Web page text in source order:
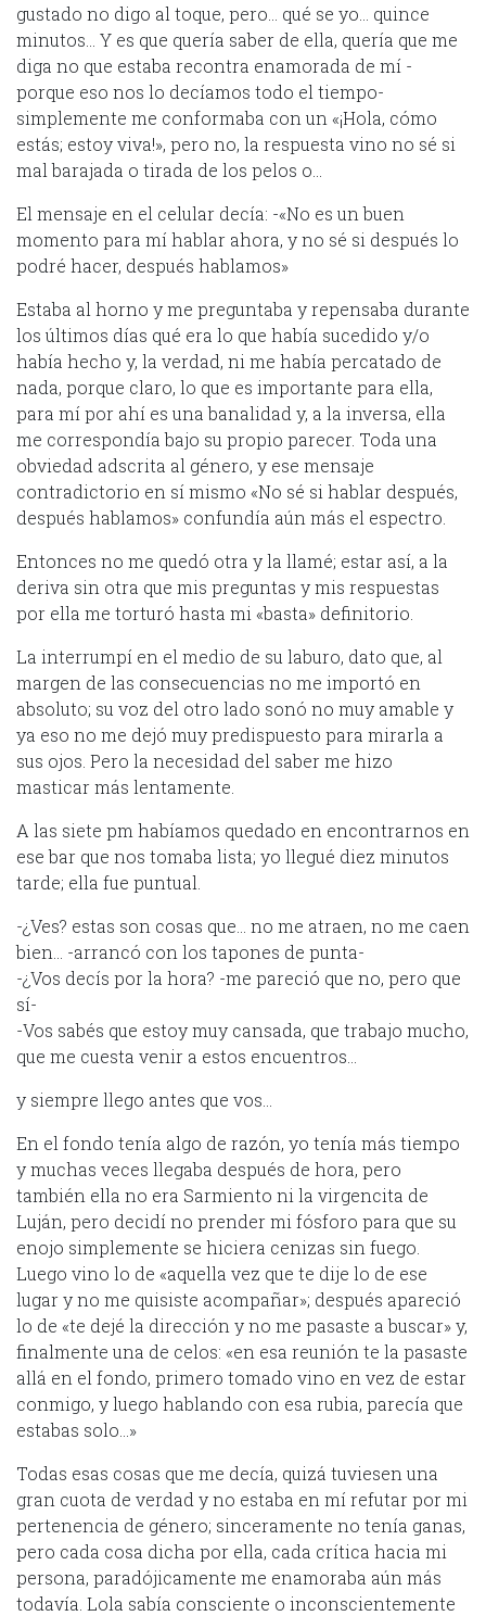
gustado no digo al toque, pero… qué se yo… quince
minutos… Y es que quería saber de ella, quería que me
diga no que estaba recontra enamorada de mí -
porque eso nos lo decíamos todo el tiempo-
simplemente me conformaba con un «¡Hola, cómo
estás; estoy viva!», pero no, la respuesta vino no sé si
mal barajada o tirada de los pelos o…
El mensaje en el celular decía: -«No es un buen
momento para mí hablar ahora, y no sé si después lo
podré hacer, después hablamos»
Estaba al horno y me preguntaba y repensaba durante
los últimos días qué era lo que había sucedido y/o
había hecho y, la verdad, ni me había percatado de
nada, porque claro, lo que es importante para ella,
para mí por ahí es una banalidad y, a la inversa, ella
me correspondía bajo su propio parecer. Toda una
obviedad adscrita al género, y ese mensaje
contradictorio en sí mismo «No sé si hablar después,
después hablamos» confundía aún más el espectro.
Entonces no me quedó otra y la llamé; estar así, a la
deriva sin otra que mis preguntas y mis respuestas
por ella me torturó hasta mi «basta» definitorio.
La interrumpí en el medio de su laburo, dato que, al
margen de las consecuencias no me importó en
absoluto; su voz del otro lado sonó no muy amable y
ya eso no me dejó muy predispuesto para mirarla a
sus ojos. Pero la necesidad del saber me hizo
masticar más lentamente.
A las siete pm habíamos quedado en encontrarnos en
ese bar que nos tomaba lista; yo llegué diez minutos
tarde; ella fue puntual.
-¿Ves? estas son cosas que… no me atraen, no me caen
bien… -arrancó con los tapones de punta-
-¿Vos decís por la hora? -me pareció que no, pero que
sí-
-Vos sabés que estoy muy cansada, que trabajo mucho,
que me cuesta venir a estos encuentros…
y siempre llego antes que vos…
En el fondo tenía algo de razón, yo tenía más tiempo
y muchas veces llegaba después de hora, pero
también ella no era Sarmiento ni la virgencita de
Luján, pero decidí no prender mi fósforo para que su
enojo simplemente se hiciera cenizas sin fuego.
Luego vino lo de «aquella vez que te dije lo de ese
lugar y no me quisiste acompañar»; después apareció
lo de «te dejé la dirección y no me pasaste a buscar» y,
finalmente una de celos: «en esa reunión te la pasaste
allá en el fondo, primero tomado vino en vez de estar
conmigo, y luego hablando con esa rubia, parecía que
estabas solo…»
Todas esas cosas que me decía, quizá tuviesen una
gran cuota de verdad y no estaba en mí refutar por mi
pertenencia de género; sinceramente no tenía ganas,
pero cada cosa dicha por ella, cada crítica hacia mi
persona, paradójicamente me enamoraba aún más
todavía. Lola sabía consciente o inconscientemente